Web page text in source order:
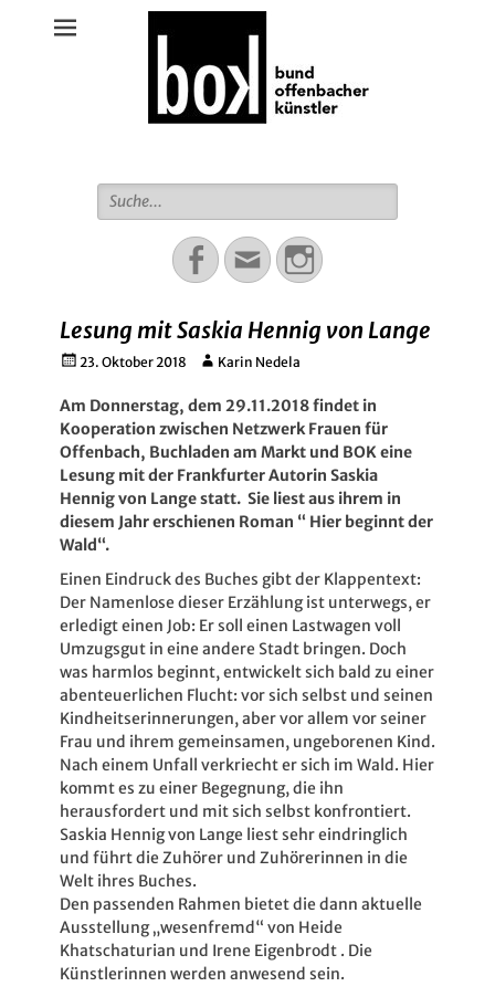
Suche
für:
Facebook
EmailInstagram
Lesung mit Saskia Hennig von Lange
Gepostet
23. Oktober 2018 AutorKarin Nedela
Am Donnerstag, dem 29.11.2018 findet in
Kooperation zwischen Netzwerk Frauen für
Offenbach, Buchladen am Markt und BOK eine
Lesung mit der Frankfurter Autorin Saskia
Hennig von Lange statt. Sie liest aus ihrem in
diesem Jahr erschienen Roman “ Hier beginnt der
Wald“.
Einen Eindruck des Buches gibt der Klappentext:
Der Namenlose dieser Erzählung ist unterwegs, er
erledigt einen Job: Er soll einen Lastwagen voll
Umzugsgut in eine andere Stadt bringen. Doch
was harmlos beginnt, entwickelt sich bald zu einer
abenteuerlichen Flucht: vor sich selbst und seinen
Kindheitserinnerungen, aber vor allem vor seiner
Frau und ihrem gemeinsamen, ungeborenen Kind.
Nach einem Unfall verkriecht er sich im Wald. Hier
kommt es zu einer Begegnung, die ihn
herausfordert und mit sich selbst konfrontiert.
Saskia Hennig von Lange liest sehr eindringlich
und führt die Zuhörer und Zuhörerinnen in die
Welt ihres Buches.
Den passenden Rahmen bietet die dann aktuelle
Ausstellung „wesenfremd“ von Heide
Khatschaturian und Irene Eigenbrodt . Die
Künstlerinnen werden anwesend sein.